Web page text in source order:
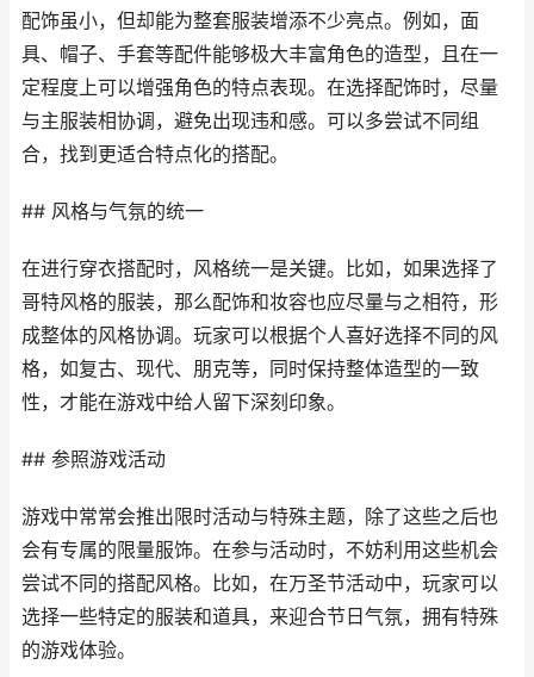
配饰虽小，但却能为整套服装增添不少亮点。例如，面
具、帽子、手套等配件能够极大丰富角色的造型，且在一
定程度上可以增强角色的特点表现。在选择配饰时，尽量
与主服装相协调，避免出现违和感。可以多尝试不同组
合，找到更适合特点化的搭配。
## 风格与气氛的统一
在进行穿衣搭配时，风格统一是关键。比如，如果选择了
哥特风格的服装，那么配饰和妆容也应尽量与之相符，形
成整体的风格协调。玩家可以根据个人喜好选择不同的风
格，如复古、现代、朋克等，同时保持整体造型的一致
性，才能在游戏中给人留下深刻印象。
## 参照游戏活动
游戏中常常会推出限时活动与特殊主题，除了这些之后也
会有专属的限量服饰。在参与活动时，不妨利用这些机会
尝试不同的搭配风格。比如，在万圣节活动中，玩家可以
选择一些特定的服装和道具，来迎合节日气氛，拥有特殊
的游戏体验。